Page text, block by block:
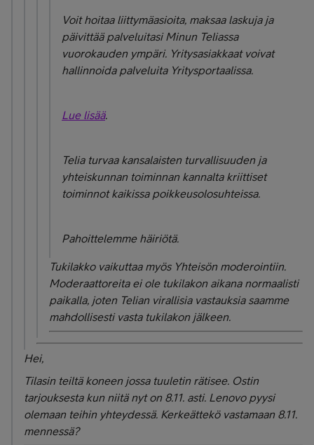
Voit hoitaa liittymäasioita, maksaa laskuja ja
päivittää palveluitasi Minun Teliassa
vuorokauden ympäri. Yritysasiakkaat voivat
hallinnoida palveluita Yritysportaalissa.
Lue lisää.
Telia turvaa kansalaisten turvallisuuden ja
yhteiskunnan toiminnan kannalta kriittiset
toiminnot kaikissa poikkeusolosuhteissa.
Pahoittelemme häiriötä.
Tukilakko vaikuttaa myös Yhteisön moderointiin.
Moderaattoreita ei ole tukilakon aikana normaalisti
paikalla, joten Telian virallisia vastauksia saamme
mahdollisesti vasta tukilakon jälkeen.
Hei,
Tilasin teiltä koneen jossa tuuletin rätisee. Ostin
tarjouksesta kun niitä nyt on 8.11. asti. Lenovo pyysi
olemaan teihin yhteydessä. Kerkeättekö vastamaan 8.11.
mennessä?